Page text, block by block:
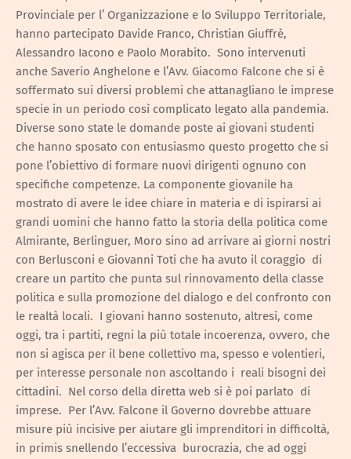
Provinciale per l’ Organizzazione e lo Sviluppo Territoriale,
hanno partecipato Davide Franco, Christian Giuffrè,
Alessandro Iacono e Paolo Morabito. Sono intervenuti
anche Saverio Anghelone e l’Avv. Giacomo Falcone che si è
soffermato sui diversi problemi che attanagliano le imprese
specie in un periodo così complicato legato alla pandemia.
Diverse sono state le domande poste ai giovani studenti
che hanno sposato con entusiasmo questo progetto che si
pone l’obiettivo di formare nuovi dirigenti ognuno con
specifiche competenze. La componente giovanile ha
mostrato di avere le idee chiare in materia e di ispirarsi ai
grandi uomini che hanno fatto la storia della politica come
Almirante, Berlinguer, Moro sino ad arrivare ai giorni nostri
con Berlusconi e Giovanni Toti che ha avuto il coraggio di
creare un partito che punta sul rinnovamento della classe
politica e sulla promozione del dialogo e del confronto con
le realtà locali. I giovani hanno sostenuto, altresì, come
oggi, tra i partiti, regni la più totale incoerenza, ovvero, che
non si agisca per il bene collettivo ma, spesso e volentieri,
per interesse personale non ascoltando i reali bisogni dei
cittadini. Nel corso della diretta web si è poi parlato di
imprese. Per l’Avv. Falcone il Governo dovrebbe attuare
misure più incisive per aiutare gli imprenditori in difficoltà,
in primis snellendo l’eccessiva burocrazia, che ad oggi